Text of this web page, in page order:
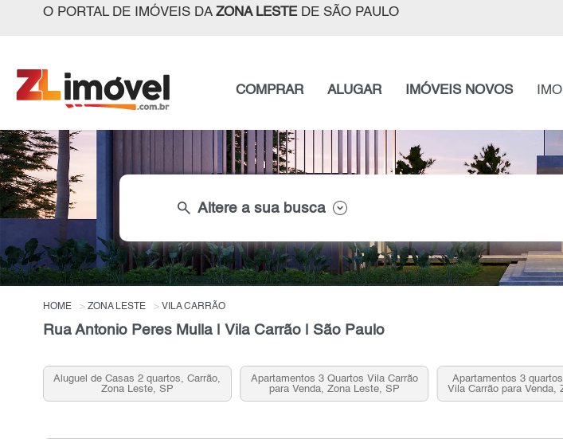
O PORTAL DE IMÓVEIS DA ZONA LESTEDE SÃO PAULO
COMPRAR ALUGAR IMÓVEIS NOVOS
search Altere a sua busca
HOME ZONA LESTE VILA CARRÃO
Rua Antonio Peres Mulla | Vila Carrão | São Paulo
Aluguel de Casas 2 quartos, Carrão,
Zona Leste, SP
Apartamentos 3 Quartos Vila Carrão
para Venda, Zona Leste, SP
Apartamentos 3
Vila Carrão para Venda,
SP